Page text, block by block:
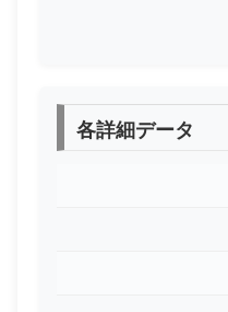
各詳細データ